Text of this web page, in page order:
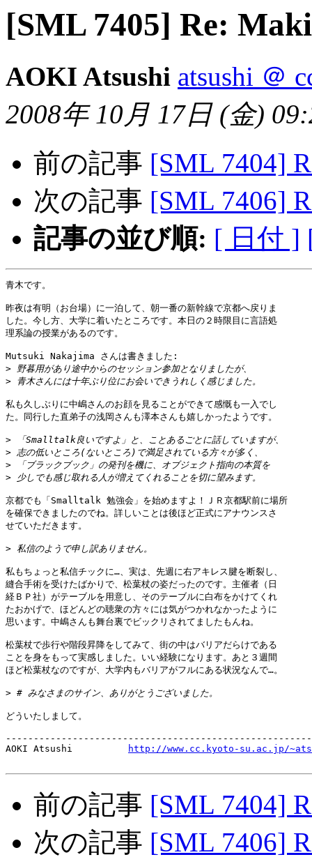
[SML 7405] Re:
AOKI Atsushi atsushi ＠
2008年 10月 17日 (金)
前の記事 [SML 7404]
次の記事 [SML 7406]
記事の並び順: [ 日付 ]
青木です。
昨夜は有明（お台場）に一泊して、朝一番の新幹線で京都へ戻りま
した。今し方、大学に着いたところです。本日の２時限目に言語処
理系論の授業があるのです。
Mutsuki Nakajima さんは書きました:
>
>
私も久しぶりに中嶋さんのお顔を見ることができて感慨も一入でし
た。同行した直弟子の浅岡さんも澤本さんも嬉しかったようです。
>
>
>
>
京都でも「Smalltalk 勉強会」を始めますよ！ＪＲ京都駅前に場所
を確保できましたのでね。詳しいことは後ほど正式にアナウンスさ
せていただきます。
>
私もちょっと私信チックに…、実は、先週に右アキレス腱を断裂し、
縫合手術を受けたばかりで、松葉杖の姿だったのです。主催者（日
経ＢＰ社）がテーブルを用意し、そのテーブルに白布をかけてくれ
たおかげで、ほどんどの聴衆の方々には気がつかれなかったように
思います。中嶋さんも舞台裏でビックリされてましたもんね。
松葉杖で歩行や階段昇降をしてみて、街の中はバリアだらけである
ことを身をもって実感しました。いい経験になります。あと３週間
ほど松葉杖なのですが、大学内もバリアがフルにある状況なんで…。
>
どういたしまして。
AOKI Atsushi
http://www.cc.kyoto-su.ac.jp/
前の記事 [SML 7404]
次の記事 [SML 7406]